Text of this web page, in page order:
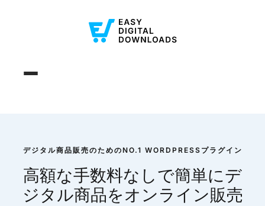
デジタル商品販売のためのNO.1 WORDPRESSプラグイン
高額な手数料なしで簡単にデ
ジタル商品をオンライン販売